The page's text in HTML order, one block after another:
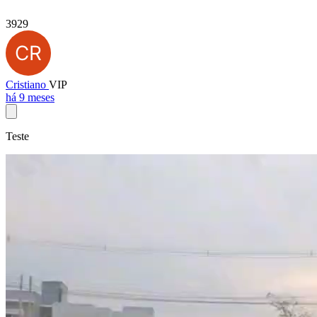
3929
Cristiano VIP
há 9 meses
Teste